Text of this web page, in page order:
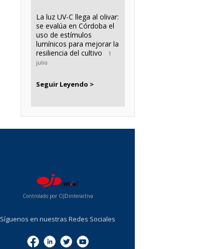
La luz UV-C llega al olivar:
se evalúa en Córdoba el
uso de estímulos
lumínicos para mejorar la
resiliencia del cultivo
1
julio
Seguir Leyendo >
Controlado por OJDinteractiva
Síguenos en nuestras Redes Sociales